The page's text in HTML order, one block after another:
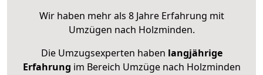
Wir haben mehr als 8 Jahre Erfahrung mit
Umzügen nach Holzminden.
Die Umzugsexperten haben langjährige
Erfahrung im Bereich Umzüge nach Holzminden